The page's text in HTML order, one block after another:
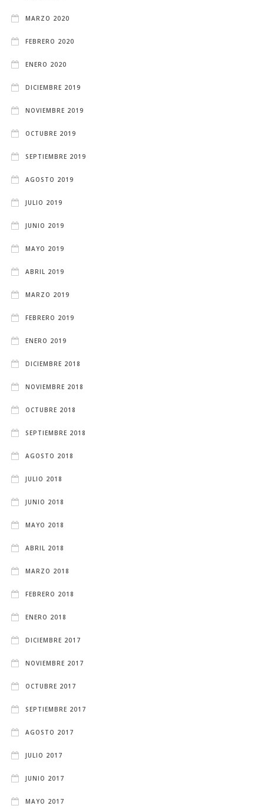
MARZO 2020
FEBRERO 2020
ENERO 2020
DICIEMBRE 2019
NOVIEMBRE 2019
OCTUBRE 2019
SEPTIEMBRE 2019
AGOSTO 2019
JULIO 2019
JUNIO 2019
MAYO 2019
ABRIL 2019
MARZO 2019
FEBRERO 2019
ENERO 2019
DICIEMBRE 2018
NOVIEMBRE 2018
OCTUBRE 2018
SEPTIEMBRE 2018
AGOSTO 2018
JULIO 2018
JUNIO 2018
MAYO 2018
ABRIL 2018
MARZO 2018
FEBRERO 2018
ENERO 2018
DICIEMBRE 2017
NOVIEMBRE 2017
OCTUBRE 2017
SEPTIEMBRE 2017
AGOSTO 2017
JULIO 2017
JUNIO 2017
MAYO 2017